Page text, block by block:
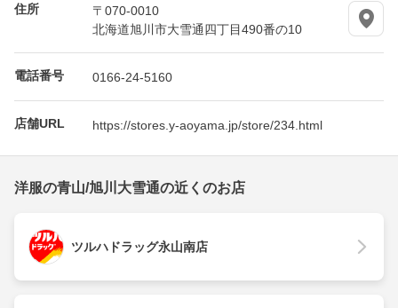
住所
〒070-0010
北海道旭川市大雪通四丁目490番の10
電話番号 0166-24-5160
店舗URL https://stores.y-aoyama.jp/store/234.html
洋服の青山/旭川大雪通の近くのお店
ツルハドラッグ永山南店